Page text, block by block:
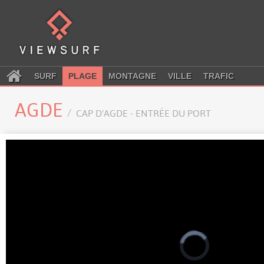
SURF PLAGE MONTAGNE VILLE TRAFIC
AGDE CAP D'AGDE - ENTRÉE DU PORT